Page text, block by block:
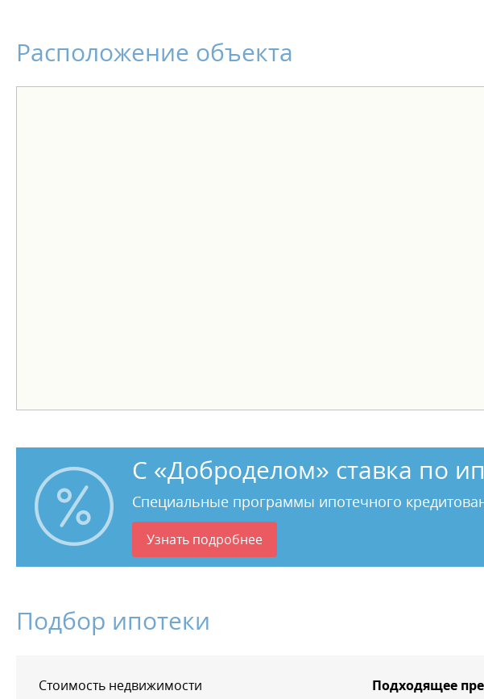
Расположение объекта
С «Доброделом» ставка по
Специальные программы ипотечного
Узнать подробнее
Подбор ипотеки
Стоимость недвижимости
Подходящее